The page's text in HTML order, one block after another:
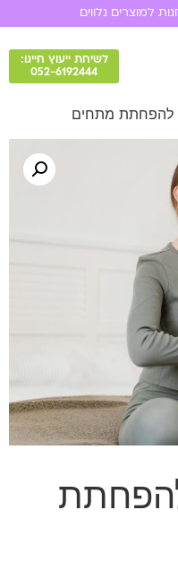
למוצרים נלווים
לשיחת ייעוץ חייגו:
052-6192444
להפחתת מתחים